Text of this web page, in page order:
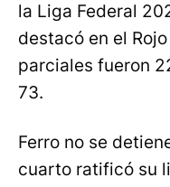
la Liga Federal
destacó en el
parciales fueron
73.
Ferro no se
cuarto ratificó su